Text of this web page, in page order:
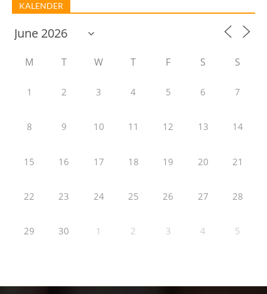
KALENDER
M T W T F S S
1 2 3 4 5 6 7
8 9 10 11 12 13 14
15 16 17 18 19 20 21
22 23 24 25 26 27 28
29 30 1 2 3 4 5